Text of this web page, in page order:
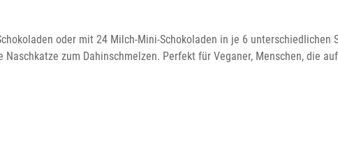
oder mit 24 Milch-Mini-Schokoladen in je 6
zum Dahinschmelzen. Perfekt für Veganer, Menschen, die